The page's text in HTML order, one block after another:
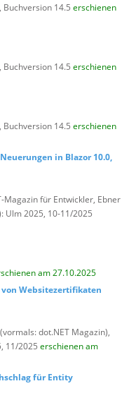
Buchversion 14.5 erschienen
Buchversion 14.5 erschienen
Buchversion 14.5 erschienen
in Blazor 10.0,
Magazin für Entwickler, Ebner
Ulm 2025, 10-11/2025
am 27.10.2025
Websitezertifikaten
dot.NET Magazin),
11/2025 erschienen am
für Entity